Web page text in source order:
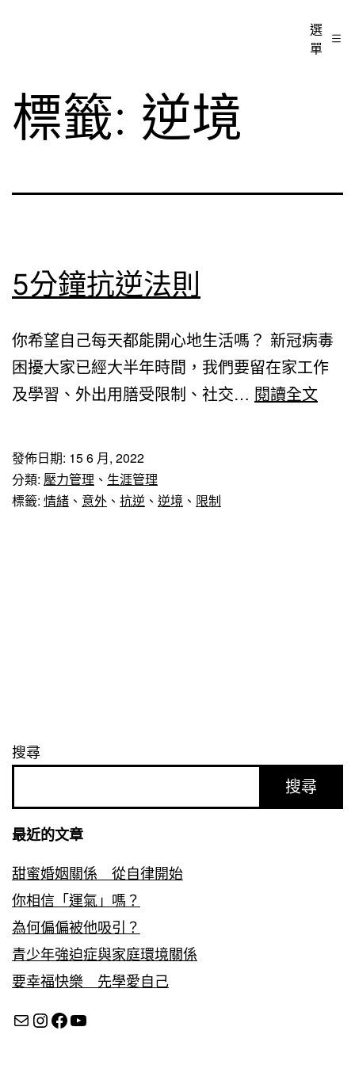
內輔
導
心
選
單
標籤: 逆境
5分鐘抗逆法則
你希望自己每天都能開心地生活嗎？ 新冠病毒
困擾大家已經大半年時間，我們要留在家工作
及學習、外出用膳受限制、社交… 閱讀全文
發佈日期: 15 6 月, 2022
分類: 壓力管理 、 生涯管理
標籤: 情緒 、 意外 、 抗逆 、 逆境 、 限制
搜尋
搜尋
最近的文章
甜蜜婚姻關係 從自律開始
你相信「運氣」嗎？
為何偏偏被他吸引？
青少年強迫症與家庭環境關係
要幸福快樂 先學愛自己
MailInstagram
Facebook
YouTube